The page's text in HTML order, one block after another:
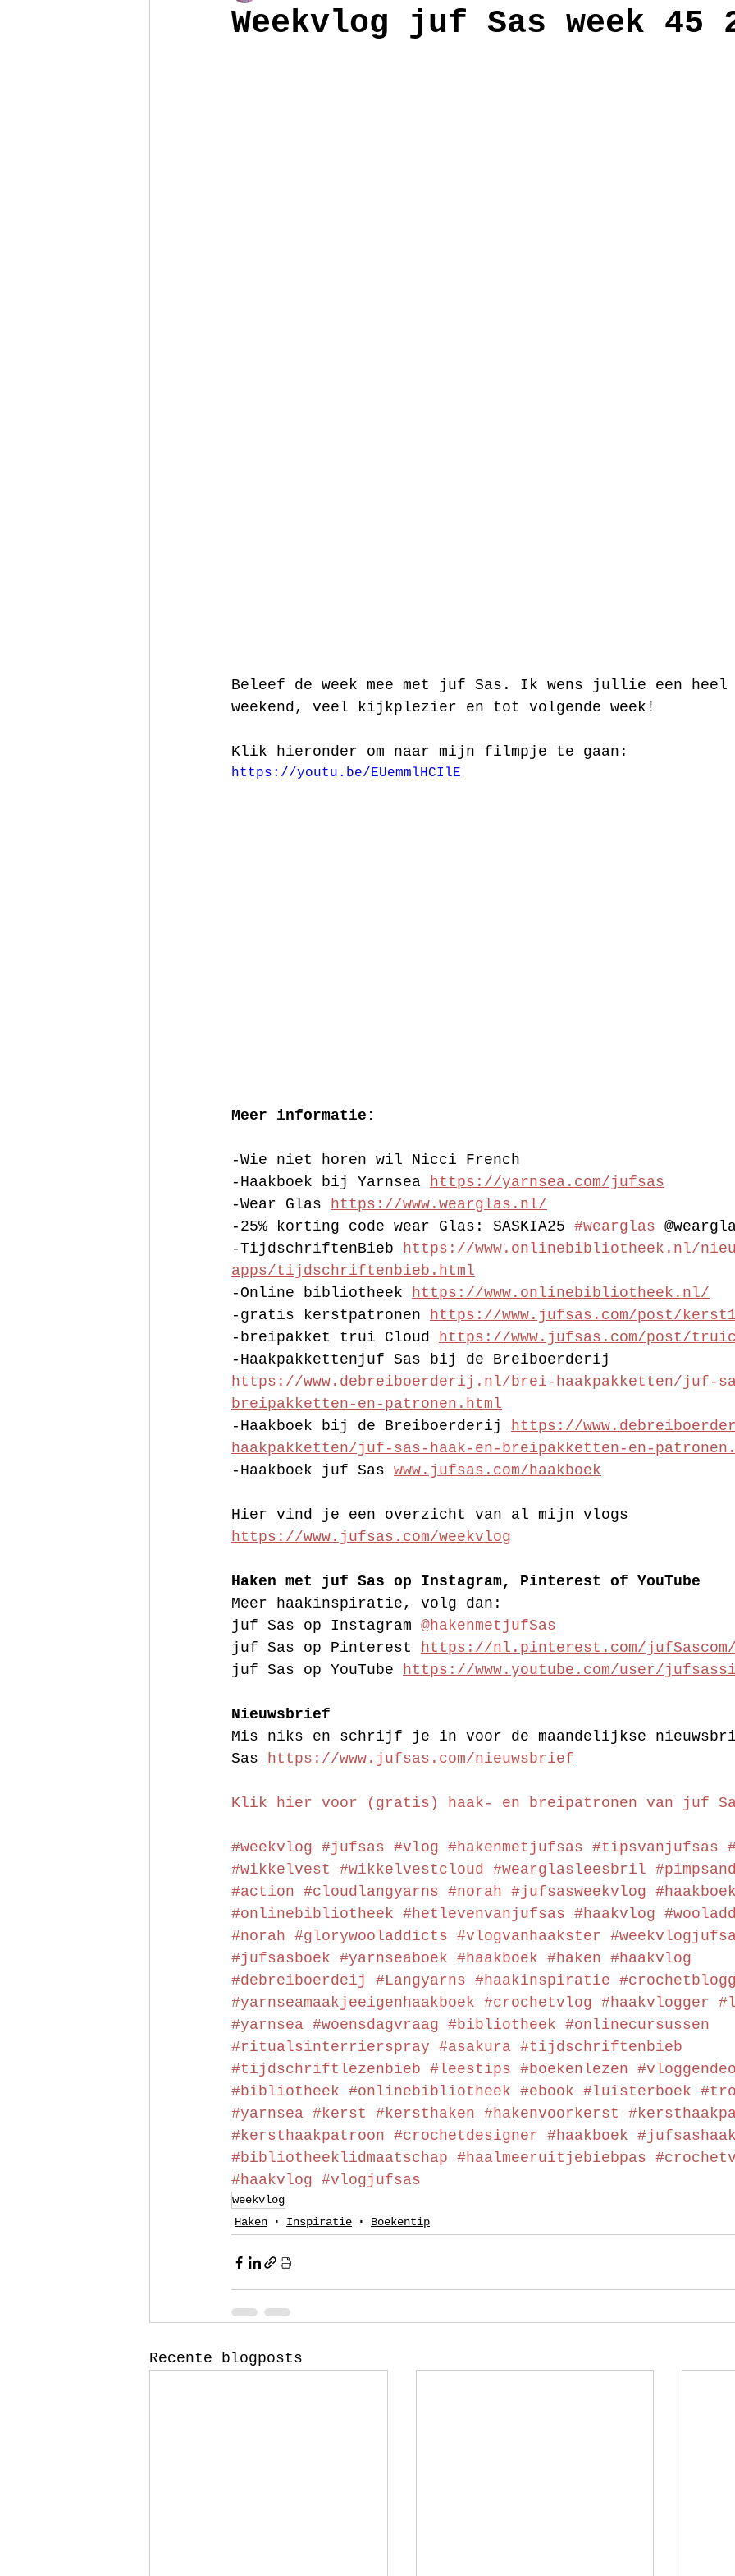
Weekvlog juf Sas week 45
Beleef de week mee met juf Sas. Ik wens jullie een
weekend, veel kijkplezier en tot volgende week!
Klik hieronder om naar mijn filmpje te gaan:
https://youtu.be/EUemmlHCIlE
Meer informatie:
-Wie niet horen wil Nicci French
-Haakboek bij Yarnsea https://yarnsea.com/jufsas
-Wear Glas https://www.wearglas.nl/
-25% korting code wear Glas: SASKIA25 #wearglas
-TijdschriftenBieb https://www.onlinebibliotheek.nl/
apps/tijdschriftenbieb.html
-Online bibliotheek https://www.onlinebibliotheek.nl/
-gratis kerstpatronen https://www.jufsas.com/post/
-breipakket trui Cloud https://www.jufsas.com/post/
-Haakpakkettenjuf Sas bij de Breiboerderij
https://www.debreiboerderij.nl/brei-haakpakketten/juf-
breipakketten-en-patronen.html
-Haakboek bij de Breiboerderij https://
haakpakketten/juf-sas-haak-en-breipakketten-en-
-Haakboek juf Sas www.jufsas.com/haakboek
Hier vind je een overzicht van al mijn vlogs
https://www.jufsas.com/weekvlog
Haken met juf Sas op Instagram, Pinterest of YouTube
Meer haakinspiratie, volg dan:
juf Sas op Instagram @hakenmetjufSas
juf Sas op Pinterest https://nl.pinterest.com/
juf Sas op YouTube https://www.youtube.com/user/
Nieuwsbrief
Mis niks en schrijf je in voor de maandelijkse
Sas https://www.jufsas.com/nieuwsbrief
Klik hier voor (gratis) haak- en breipatronen van juf
#weekvlog #jufsas #vlog #hakenmetjufsas #tipsvanjufsas
#wikkelvest
#wikkelvestcloud #wearglasleesbril
#action #cloudlangyarns #norah #jufsasweekvlog
#onlinebibliotheek #hetlevenvanjufsas #haakvlog
#norah #glorywooladdicts #vlogvanhaakster
#jufsasboek #yarnseaboek #haakboek #haken #haakvlog
#debreiboerdeij
#Langyarns #haakinspiratie
#yarnseamaakjeeigenhaakboek #crochetvlog #haakvlogger
#yarnsea #woensdagvraag #bibliotheek #onlinecursussen
#ritualsinterrierspray #asakura #tijdschriftenbieb
#tijdschriftlezenbieb #leestips #boekenlezen
#bibliotheek #onlinebibliotheek #ebook #luisterboek
#yarnsea #kerst #kersthaken #hakenvoorkerst
#kersthaakpatroon #crochetdesigner #haakboek
#bibliotheeklidmaatschap #haalmeeruitjebiebpas
#haakvlog #vlogjufsas
weekvlog
Haken
Inspiratie Boekentip
Recente blogposts